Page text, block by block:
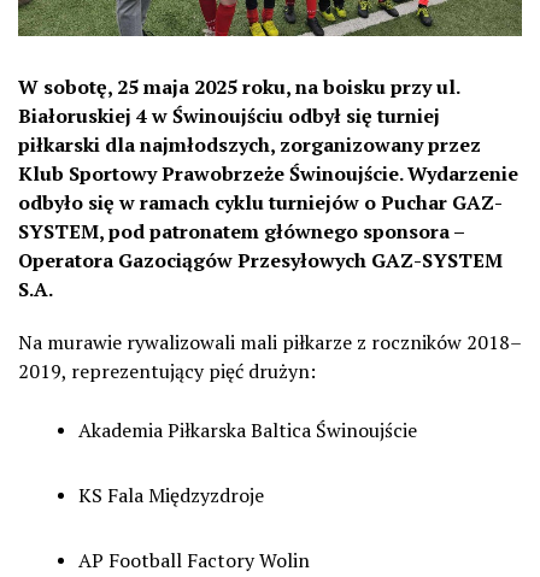
W sobotę, 25 maja 2025 roku, na boisku przy ul.
Białoruskiej 4 w Świnoujściu odbył się turniej
piłkarski dla najmłodszych, zorganizowany przez
Klub Sportowy Prawobrzeże Świnoujście. Wydarzenie
odbyło się w ramach cyklu turniejów o Puchar GAZ-
SYSTEM, pod patronatem głównego sponsora –
Operatora Gazociągów Przesyłowych GAZ-SYSTEM
S.A.
Na murawie rywalizowali mali piłkarze z roczników 2018–
2019, reprezentujący pięć drużyn:
Akademia Piłkarska Baltica Świnoujście
KS Fala Międzyzdroje
AP Football Factory Wolin